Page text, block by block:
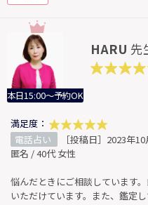
本日15:00～予約OK
HARU 先
満足度：
電話占い
［投稿日］2023年
匿名 / 40代 女性
悩んだときにご相談しています
いただけています。また、鑑定